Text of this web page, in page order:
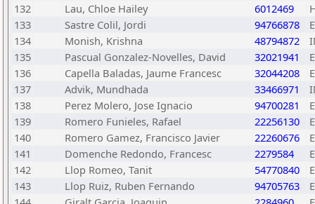
132
Lau, Chloe Hailey 6012469
133
Sastre Colil, Jordi 94766878
134
Monish, Krishna 48794872
135
Pascual Gonzalez-Novelles, David 32021941
136
Capella Baladas, Jaume Francesc 32044208
137
Advik, Mundhada 33466971
138
Perez Molero, Jose Ignacio 94700281
139
Romero Funieles, Rafael 22256130
140
Romero Gamez, Francisco Javier 22260676
141
Domenche Redondo, Francesc 2279584
142
Llop Romeo, Tanit 54770840
143
Llop Ruiz, Ruben Fernando 94705763